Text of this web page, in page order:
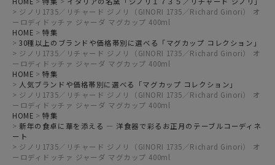
ジノリ1735／リチャード ジノリ（GINORI 1735／Richard Ginori） オ
ーロディドッチァ ジャーダ マグカップ 400ml
HOME
特集
30種以上のブランドや価格帯別に選べる「マグカップ コレクション」
ジノリ1735／リチャード ジノリ（GINORI 1735／Richard Ginori） オ
ーロディドッチァ ジャーダ マグカップ 400ml
HOME
特集
人気ブランドや価格帯別に選べる「マグカップ コレクション」
ジノリ1735／リチャード ジノリ（GINORI 1735／Richard Ginori） オ
ーロディドッチァ ジャーダ マグカップ 400ml
HOME
特集
新年の食卓に華を添える ― 洋食器で彩るお正月のテーブルコーディネ
ート
ジノリ1735／リチャード ジノリ（GINORI 1735／Richard Ginori） オ
ーロディドッチァ ジャーダ マグカップ 400ml